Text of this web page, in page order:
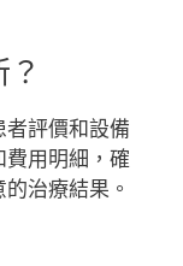
評價和設備
用明細，確
治療結果。